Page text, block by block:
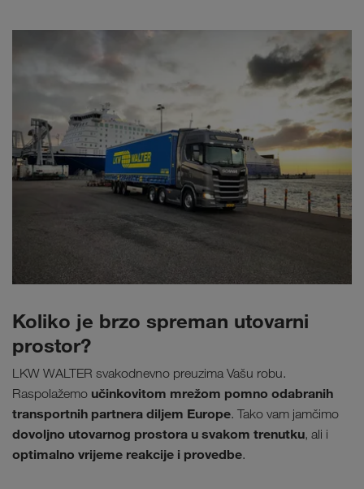
Koliko je brzo spreman utovarni
prostor?
LKW WALTER svakodnevno preuzima Vašu robu.
Raspolažemo učinkovitom mrežom pomno odabranih
transportnih partnera diljem Europe. Tako vam jamčimo
dovoljno utovarnog prostora u svakom trenutku, ali i
optimalno vrijeme reakcije i provedbe.